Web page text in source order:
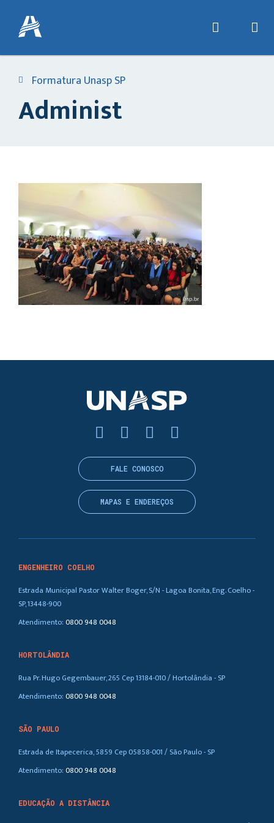
Formatura Unasp SP
Administ
ENGENHEIRO COELHO
Estrada Municipal Pastor Walter Boger, S/N - Lagoa Bonita, Eng. Coelho -
SP, 13448-900
Atendimento:0800 948 0048
HORTOLÂNDIA
Rua Pr. Hugo Gegembauer, 265 Cep 13184-010 / Hortolândia - SP
Atendimento:0800 948 0048
SÃO PAULO
Estrada de Itapecerica, 5859 Cep 05858-001 / São Paulo - SP
Atendimento:0800 948 0048
EDUCAÇÃO A DISTÂNCIA
FALE CONOSCO
MAPAS E ENDEREÇOS